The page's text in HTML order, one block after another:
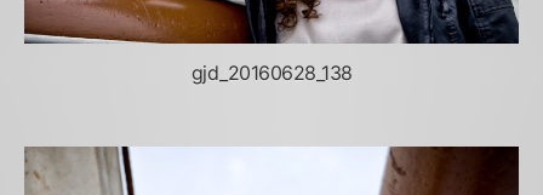
gjd_20160628_138